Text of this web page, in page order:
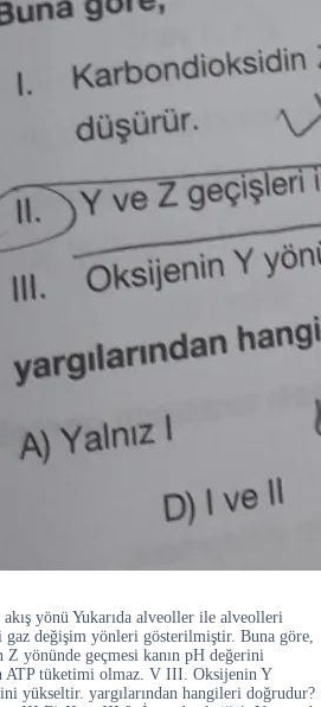
yönü Yukarıda alveoller ile alveolleri
gaz değişim yönleri gösterilmiştir. Buna göre,
yönünde geçmesi kanın pH değerini
ATP tüketimi olmaz. V III. Oksijenin Y
yükseltir. yargılarından hangileri doğrudur?